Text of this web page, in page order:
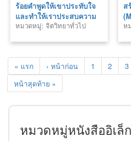
ร้อยคำพูดให้เขาประทับใจ
และทำให้เราประสบความ
สำเร็จ
หมวดหมู่: จิตวิทยาทั่วไป
ส
ส
ห
« แรก ‹ หน้าก่อน 1 2 3
หน้าสุดท้าย »
หมวดหมู่หนังสืออิเล็